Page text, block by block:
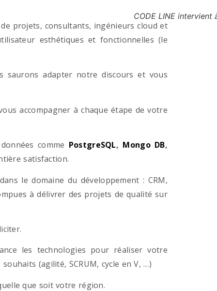
projets, consultants, ingénieurs cloud et
esthétiques et fonctionnelles (le
saurons adapter notre discours et vous
accompagner à chaque étape de votre
comme PostgreSQL, Mongo DB,
satisfaction.
le domaine du développement : CRM,
à délivrer des projets de qualité sur
les technologies pour réaliser votre
(agilité, SCRUM, cycle en V, …)
que soit votre région.
CODE LINE intervient